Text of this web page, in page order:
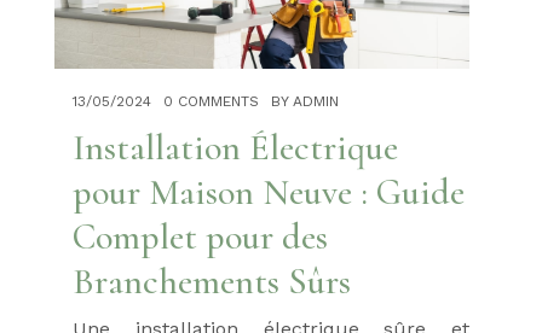
13/05/2024 0 COMMENTS BY ADMIN
Installation Électrique
pour Maison Neuve : Guide
Complet pour des
Branchements Sûrs